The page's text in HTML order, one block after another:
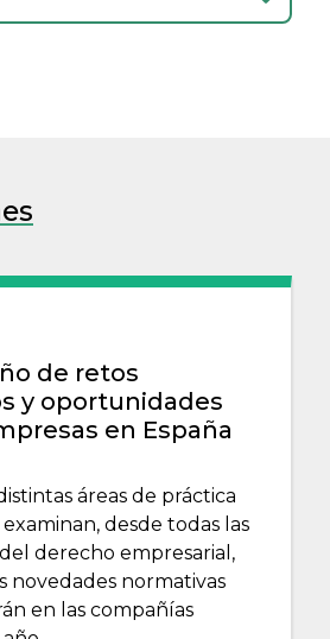
de retos
y oportunidades
en España
áreas de práctica
desde todas las
derecho empresarial,
novedades normativas
en las compañías